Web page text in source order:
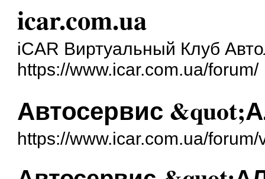
icar.com.ua
iCAR Виртуальный Клуб
https://www.icar.com.ua/forum/
Автосервис
https://www.icar.com.ua/